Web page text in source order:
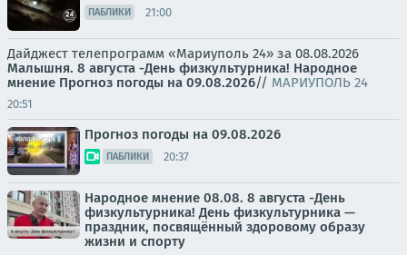
ПАБЛИКИ 21:00
Дайджест телепрограмм «Мариуполь 24» за 08.08.2026
Малышня. 8 августа -День физкультурника! Народное
мнение Прогноз погоды на 09.08.2026// МАРИУПОЛЬ 24
20:51
Прогноз погоды на 09.08.2026
ПАБЛИКИ 20:37
Народное мнение 08.08. 8 августа -День
физкультурника! День физкультурника —
праздник, посвящённый здоровому образу
жизни и спорту